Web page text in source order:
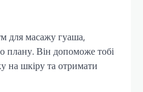
для масажу гуаша,
плану. Він допоможе тобі
на шкіру та отримати